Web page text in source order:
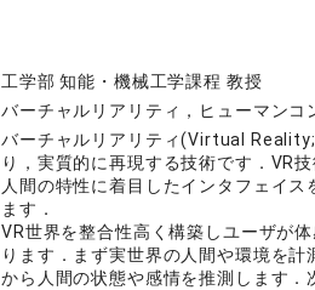
工学部 知能・機械工学課程 教授
バーチャルリアリティ，ヒューマン
バーチャルリアリティ(Virtual
り，実質的に再現する技術です．VR
人間の特性に着目したインタフェイ
ます．
VR世界を整合性高く構築しユーザが
ります．まず実世界の人間や環境を
から人間の状態や感情を推測します